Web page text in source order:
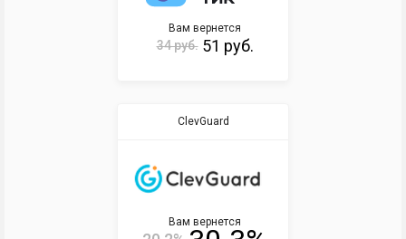
Вам вернется
34 руб. 51 руб.
ClevGuard
Вам вернется